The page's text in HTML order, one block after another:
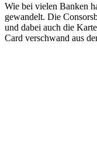
Wie bei vielen Banken
gewandelt. Die
und dabei auch die
Card verschwand aus